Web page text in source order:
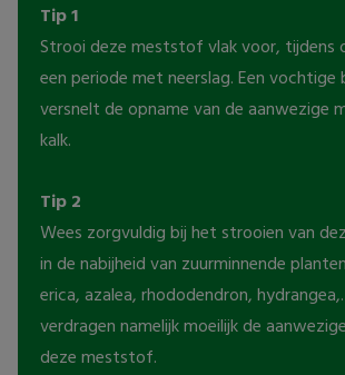
Tip 1
Strooi deze meststof vlak voor, tijdens
een periode met neerslag. Een vochtige
versnelt de opname van de aanwezige
kalk.
Tip 2
Wees zorgvuldig bij het strooien van
in de nabijheid van zuurminnende
erica, azalea, rhododendron,
verdragen namelijk moeilijk de
deze meststof.